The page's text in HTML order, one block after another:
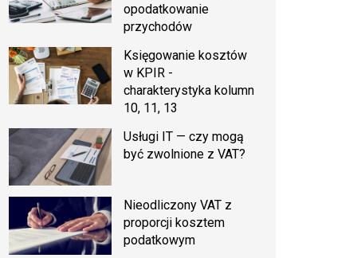
opodatkowanie
przychodów
Księgowanie kosztów
w KPIR -
charakterystyka kolumn
10, 11, 13
Usługi IT — czy mogą
być zwolnione z VAT?
Nieodliczony VAT z
proporcji kosztem
podatkowym